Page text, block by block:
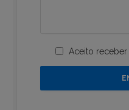
Aceito receber